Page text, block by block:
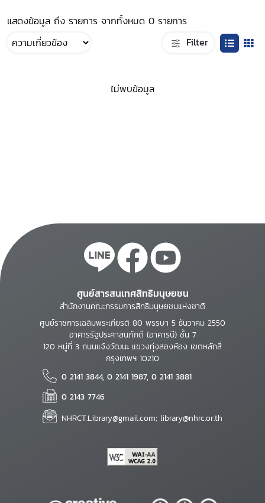
แสดงข้อมูล ถึง รายการ จากทั้งหมด 0 รายการ
Filter
ไม่พบข้อมูล
ศูนย์สารสนเทศสิทธิมนุษยชน
สำนักงานคณะกรรมการสิทธิมนุษยชนแห่งชาติ
ศูนย์ราชการเฉลิมพระเกียรติ 80 พรรษา 5 ธันวาคม 2550
อาคารรัฐประศาสนภักดี (อาคารบี) ชั้น 7
120 หมู่ที่ 3 ถนนแจ้งวัฒนะ แขวงทุ่งสองห้อง เขตหลักสี่
กรุงเทพฯ 10210
0 2141 3844, 0 2141 1987, 0 2141 3881
0 2143 7746
NHRCT.Library@gmail.com; library@nhrc.or.th